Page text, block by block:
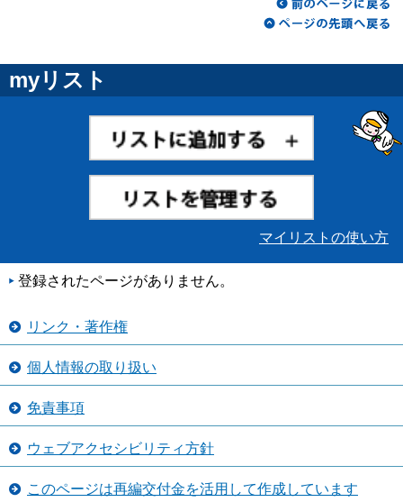
myリスト
マイリストの使い方
登録されたページがありません。
リンク・著作権
個人情報の取り扱い
免責事項
ウェブアクセシビリティ方針
このページは再編交付金を活用して作成しています